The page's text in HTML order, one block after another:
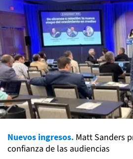
Nuevos ingresos. Matt Sanders
confianza de las audiencias